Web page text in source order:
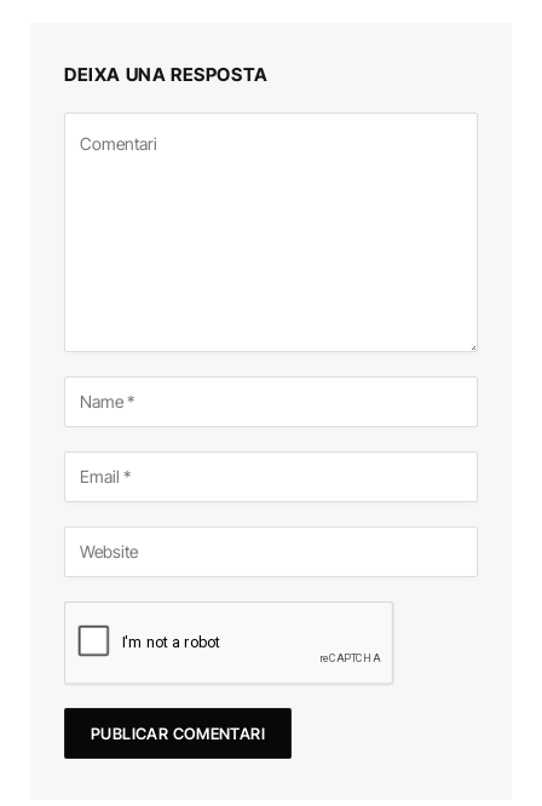
DEIXA UNA RESPOSTA